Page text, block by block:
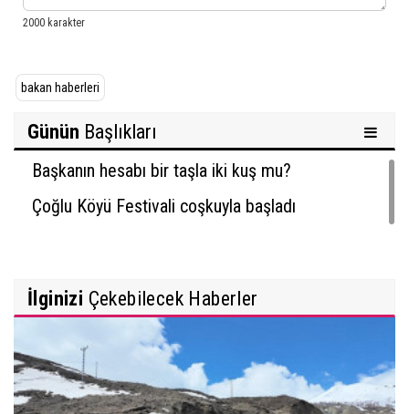
bakan haberleri
Günün Başlıkları
Başkanın hesabı bir taşla iki kuş mu?
Çoğlu Köyü Festivali coşkuyla başladı
İlginizi Çekebilecek Haberler